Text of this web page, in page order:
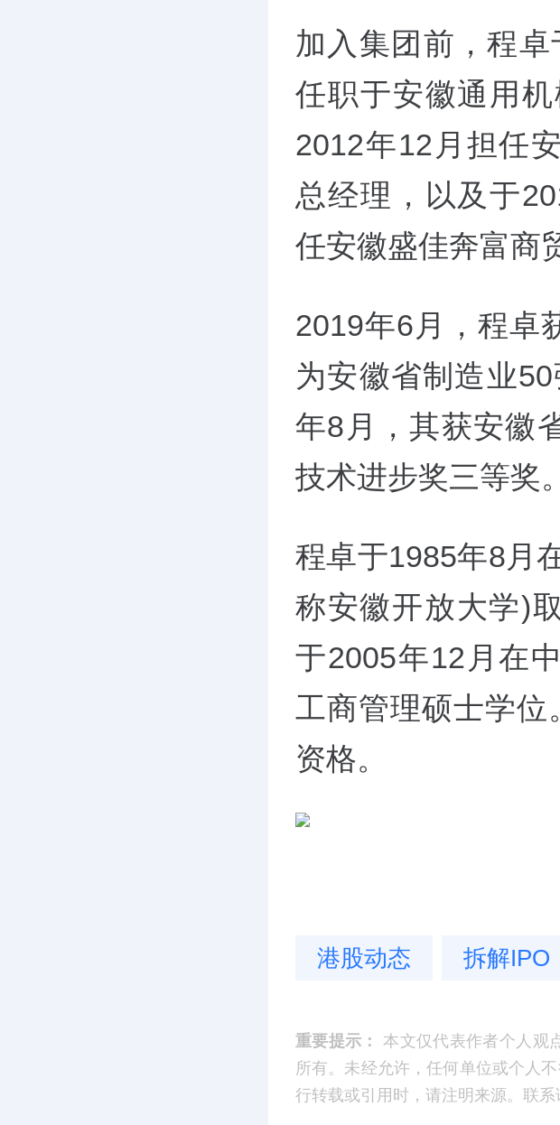
加入集团前，程卓
任职于安徽通用
2012年12月担任
总经理，以及于
任安徽盛佳奔富商
2019年6月，程卓
为安徽省制造业
年8月，其获安徽
技术进步奖三等奖。
程卓于1985年8月
称安徽开放大学)
于2005年12月在
工商管理硕士学位
资格。
港股动态 拆解IPO
重要提示：
本文仅代表作者个人观
所有。未经允许，任何单位或个人
行转载或引用时，请注明来源。联